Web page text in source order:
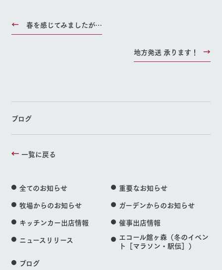
春を感じてみましたが…
地方発送 承ります！
ブログ
一覧に戻る
全てのお知らせ
重要なお知らせ
牧場からのお知らせ
ガーデンからのお知らせ
キッチンカー出店情報
催事出店情報
ニュースリリース
エコール館ヶ森（冬のイベン
ト［マラソン・駅伝］）
ブログ